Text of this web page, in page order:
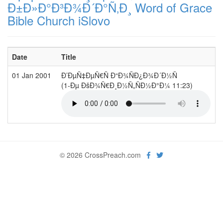
Ð±Ð»Ð°Ð³Ð¾Ð´Ð°Ñ‚Ð¸ Word of Grace
Bible Church iSlovo
Date Title
01 Jan 2001
Ð’ÐµÑ‡ÐµÑ€Ñ Ð“Ð¾ÑÐ¿Ð¾Ð´Ð½Ñ
(1-Ðµ ÐšÐ¾Ñ€Ð¸Ð½Ñ„ÑÐ½Ð°Ð¼ 11:23)
© 2026 CrossPreach.com